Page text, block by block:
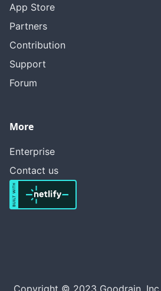
App Store
Partners
Contribution
Support
Forum
More
Enterprise
Contact us
Copyright © 2023 Goodrain,